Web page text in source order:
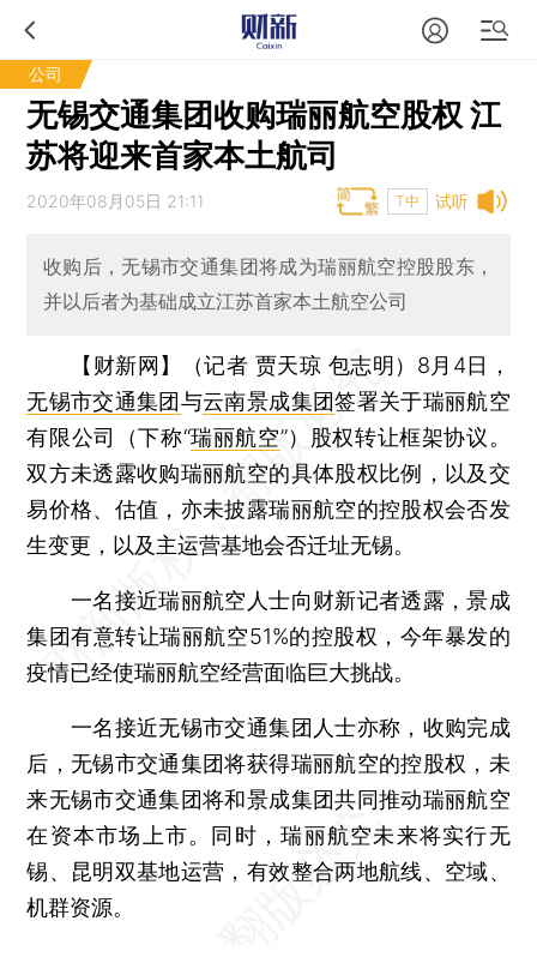
公司
无锡交通集团收购瑞丽航空股权 江
苏将迎来首家本土航司
试听
2020年08月05日 21:11 T中
收购后，无锡市交通集团将成为瑞丽航空控股股东，
并以后者为基础成立江苏首家本土航空公司
【财新网】（记者 贾天琼 包志明） 8月4日，
无锡市交通集团与云南景成集团签署关于瑞丽航空
有限公司（下称“瑞丽航空”）股权转让框架协议。
双方未透露收购瑞丽航空的具体股权比例，以及交
易价格、估值，亦未披露瑞丽航空的控股权会否发
生变更，以及主运营基地会否迁址无锡。
一名接近瑞丽航空人士向财新记者透露，景成
集团有意转让瑞丽航空51%的控股权，今年暴发的
疫情已经使瑞丽航空经营面临巨大挑战。
一名接近无锡市交通集团人士亦称，收购完成
后，无锡市交通集团将获得瑞丽航空的控股权，未
来无锡市交通集团将和景成集团共同推动瑞丽航空
在资本市场上市。同时，瑞丽航空未来将实行无
锡、昆明双基地运营，有效整合两地航线、空域、
机群资源。